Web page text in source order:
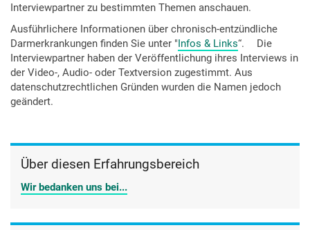
Interviewpartner zu bestimmten Themen anschauen.
Ausführlichere Informationen über chronisch-entzündliche
Darmerkrankungen finden Sie unter " Infos & Links“. Die
Interviewpartner haben der Veröffentlichung ihres Interviews in
der Video-, Audio- oder Textversion zugestimmt. Aus
datenschutzrechtlichen Gründen wurden die Namen jedoch
geändert.
Über diesen Erfahrungsbereich
Wir bedanken uns bei...